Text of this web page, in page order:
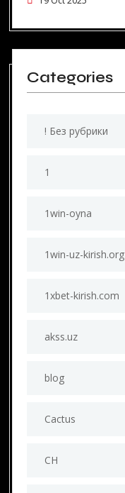
Categories
! Без рубрики
1
1win-oyna
1win-uz-kirish.org
1xbet-kirish.com
akss.uz
blog
Cactus
CH